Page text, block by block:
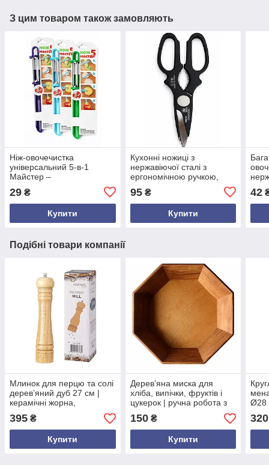
З цим товаром також замовляють
Ніж-овочечистка
універсальний 5-в-1
Майстер –
кухонний інструмент для
овочів і фруктів
29 ₴
Купити
Кухонні ножиці з
нержавіючої сталі з
ергономічною ручкою,
різні кольори, довжина 21
см
95₴
Купити
42
Подібні товари компанії
Млинок для перцю та солі
дерев’яний дуб 27 см |
керамічні жорна,
ручна перцемолка
395 ₴
Купити
Дерев’яна миска для
хліба, випічки, фруктів і
цукерок | ручна робота з
дуба | фігурна форма | 26
см | висота 5 см | дно
фанера
150₴
Купити
Ø28
320